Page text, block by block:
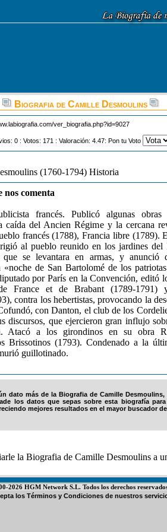
Biografia de Camille Desmoulins
ver_biografia.php?id=9027
0 : Votos: 171 : Valoración: 4.47: Pon tu Voto
(1760-1794) Historia
nos comenta
francés. Publicó algunas
caída del Ancien Régime y la cercana
francés (1788), Francia libre (1789).
al pueblo reunido en los jardines del
que se levantara en armas, y anunció
«noche de San Bartolomé de los
por París en la Convención, editó
France et de Brabant (1789-
contra los hebertistas, provocando la
con Danton, el club de los
discursos, que ejercieron gran influjo
Atacó a los girondinos en su obra
Brissotinos (1793). Condenado a la
guillotinado.
dato más de la Biografia de Camille Desmoulins,
los datos que sepas sobre esta biografía
mejores resultados en el mayor buscador
la Biografia de Camille Desmoulins a
2026 HGM Network S.L. Todos los derechos
los Términos y Condiciones de nuestros